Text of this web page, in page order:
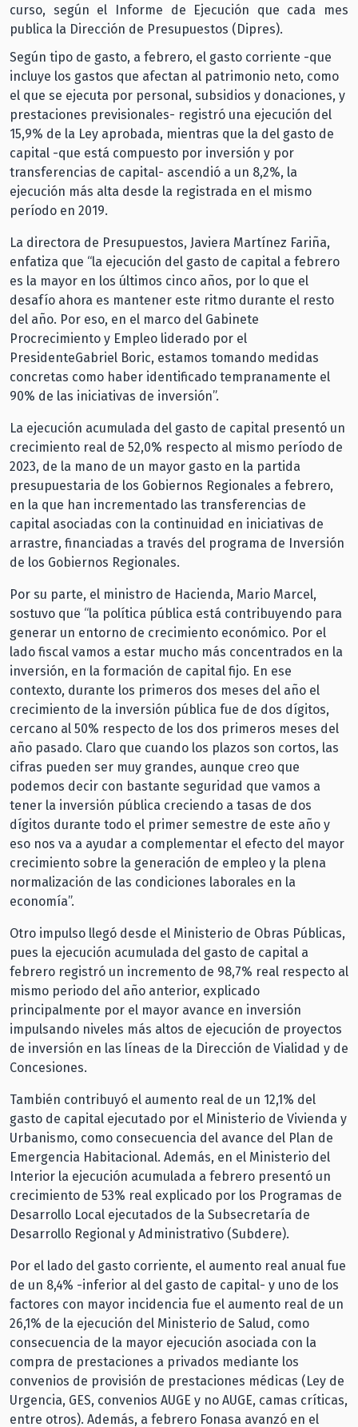
curso, según el Informe de Ejecución que cada mes
publica la Dirección de Presupuestos (Dipres).
Según tipo de gasto, a febrero, el gasto corriente -que
incluye los gastos que afectan al patrimonio neto, como
el que se ejecuta por personal, subsidios y donaciones, y
prestaciones previsionales- registró una ejecución del
15,9% de la Ley aprobada, mientras que la del gasto de
capital -que está compuesto por inversión y por
transferencias de capital- ascendió a un 8,2%, la
ejecución más alta desde la registrada en el mismo
período en 2019.
La directora de Presupuestos, Javiera Martínez Fariña,
enfatiza que “la ejecución del gasto de capital a febrero
es la mayor en los últimos cinco años, por lo que el
desafío ahora es mantener este ritmo durante el resto
del año. Por eso, en el marco del Gabinete
Procrecimiento y Empleo liderado por el
PresidenteGabriel Boric, estamos tomando medidas
concretas como haber identificado tempranamente el
90% de las iniciativas de inversión”.
La ejecución acumulada del gasto de capital presentó un
crecimiento real de 52,0% respecto al mismo período de
2023, de la mano de un mayor gasto en la partida
presupuestaria de los Gobiernos Regionales a febrero,
en la que han incrementado las transferencias de
capital asociadas con la continuidad en iniciativas de
arrastre, financiadas a través del programa de Inversión
de los Gobiernos Regionales.
Por su parte, el ministro de Hacienda, Mario Marcel,
sostuvo que “la política pública está contribuyendo para
generar un entorno de crecimiento económico. Por el
lado fiscal vamos a estar mucho más concentrados en la
inversión, en la formación de capital fijo. En ese
contexto, durante los primeros dos meses del año el
crecimiento de la inversión pública fue de dos dígitos,
cercano al 50% respecto de los dos primeros meses del
año pasado. Claro que cuando los plazos son cortos, las
cifras pueden ser muy grandes, aunque creo que
podemos decir con bastante seguridad que vamos a
tener la inversión pública creciendo a tasas de dos
dígitos durante todo el primer semestre de este año y
eso nos va a ayudar a complementar el efecto del mayor
crecimiento sobre la generación de empleo y la plena
normalización de las condiciones laborales en la
economía”.
Otro impulso llegó desde el Ministerio de Obras Públicas,
pues la ejecución acumulada del gasto de capital a
febrero registró un incremento de 98,7% real respecto al
mismo periodo del año anterior, explicado
principalmente por el mayor avance en inversión
impulsando niveles más altos de ejecución de proyectos
de inversión en las líneas de la Dirección de Vialidad y de
Concesiones.
También contribuyó el aumento real de un 12,1% del
gasto de capital ejecutado por el Ministerio de Vivienda y
Urbanismo, como consecuencia del avance del Plan de
Emergencia Habitacional. Además, en el Ministerio del
Interior la ejecución acumulada a febrero presentó un
crecimiento de 53% real explicado por los Programas de
Desarrollo Local ejecutados de la Subsecretaría de
Desarrollo Regional y Administrativo (Subdere).
Por el lado del gasto corriente, el aumento real anual fue
de un 8,4% -inferior al del gasto de capital- y uno de los
factores con mayor incidencia fue el aumento real de un
26,1% de la ejecución del Ministerio de Salud, como
consecuencia de la mayor ejecución asociada con la
compra de prestaciones a privados mediante los
convenios de provisión de prestaciones médicas (Ley de
Urgencia, GES, convenios AUGE y no AUGE, camas críticas,
entre otros). Además, a febrero Fonasa avanzó en el